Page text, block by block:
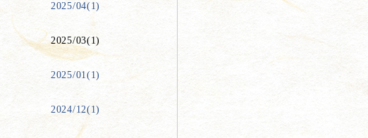
2025/04(1)
2025/03(1)
2025/01(1)
2024/12(1)